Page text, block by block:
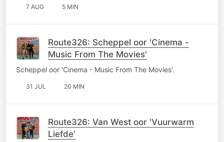
7 AUG 5 MIN
Route326: Scheppel oor 'Cinema -
Music From The Movies'
Scheppel oor 'Cinema - Music From The Movies'.
31 JUL 20 MIN
Route326: Van West oor 'Vuurwarm
Liefde'